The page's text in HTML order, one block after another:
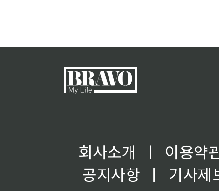
회사소개 ㅣ
이용약
공지사항
ㅣ
기사제